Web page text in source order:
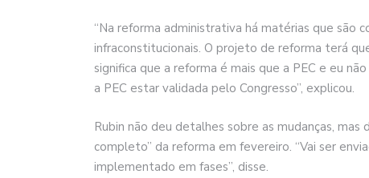
“Na reforma administrativa há matérias que são
infraconstitucionais. O projeto de reforma terá
significa que a reforma é mais que a PEC e eu
a PEC estar validada pelo Congresso”, explicou.
Rubin não deu detalhes sobre as mudanças,
completo” da reforma em fevereiro. “Vai ser
implementado em fases”, disse.